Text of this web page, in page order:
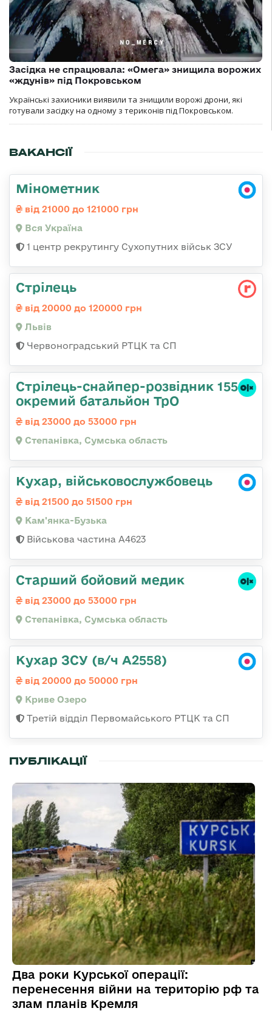
Засідка не спрацювала: «Омега» знищила ворожих
«ждунів» під Покровськом
Українські захисники виявили та знищили ворожі дрони, які
готували засідку на одному з териконів під Покровськом.
ВАКАНСІЇ
Мінометник
від 21000 до 121000 грн
Вся Україна
1 центр рекрутингу Сухопутних військ ЗСУ
Стрілець
від 20000 до 120000 грн
Львів
Червоноградський РТЦК та СП
Стрілець-снайпер-розвідник 155
окремий батальйон ТрО
від 23000 до 53000 грн
Степанівка, Сумська область
Кухар, військовослужбовець
від 21500 до 51500 грн
Кам'янка-Бузька
Військова частина А4623
Старший бойовий медик
від 23000 до 53000 грн
Степанівка, Сумська область
Кухар ЗСУ (в/ч А2558)
від 20000 до 50000 грн
Криве Озеро
Третій відділ Первомайського РТЦК та СП
ПУБЛІКАЦІЇ
Два роки Курської операції:
перенесення війни на територію рф та
злам планів Кремля